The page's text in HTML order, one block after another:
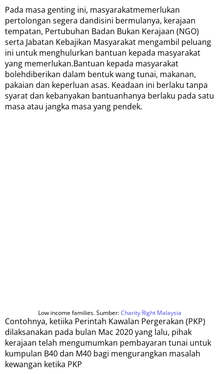
Pada masa genting ini, masyarakatmemerlukan
pertolongan segera dandisini bermulanya, kerajaan
tempatan, Pertubuhan Badan Bukan Kerajaan (NGO)
serta Jabatan Kebajikan Masyarakat mengambil peluang
ini untuk menghulurkan bantuan kepada masyarakat
yang memerlukan.Bantuan kepada masyarakat
bolehdiberikan dalam bentuk wang tunai, makanan,
pakaian dan keperluan asas. Keadaan ini berlaku tanpa
syarat dan kebanyakan bantuanhanya berlaku pada satu
masa atau jangka masa yang pendek.
Low income families. Sumber:Charity Right Malaysia
Contohnya, ketiika Perintah Kawalan Pergerakan (PKP)
dilaksanakan pada bulan Mac 2020 yang lalu, pihak
kerajaan telah mengumumkan pembayaran tunai untuk
kumpulan B40 dan M40 bagi mengurangkan masalah
kewangan ketika PKP